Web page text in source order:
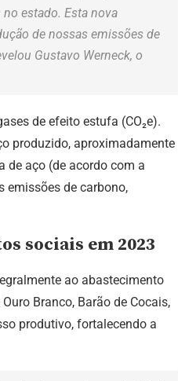
estado. Esta nova
de nossas emissões de
Gustavo Werneck, o
de efeito estufa (CO₂e).
produzido, aproximadamente
de aço (de acordo com a
emissões de carbono,
sociais em 2023
ao abastecimento
Branco, Barão de Cocais,
produtivo, fortalecendo a